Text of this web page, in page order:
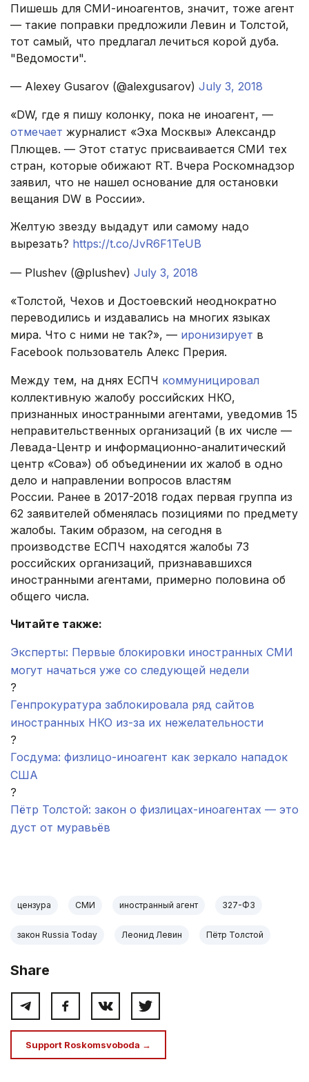
Пишешь для СМИ-иноагентов, значит, тоже агент
— такие поправки предложили Левин и Толстой,
тот самый, что предлагал лечиться корой дуба.
"Ведомости".
— Alexey Gusarov (@alexgusarov) July 3, 2018
«DW, где я пишу колонку, пока не иноагент, —
отмечает журналист «Эха Москвы» Александр
Плющев. — Этот статус присваивается СМИ тех
стран, которые обижают RT. Вчера Роскомнадзор
заявил, что не нашел основание для остановки
вещания DW в России».
Желтую звезду выдадут или самому надо
вырезать? https://t.co/JvR6F1TeUB
— Plushev (@plushev) July 3, 2018
«Толстой, Чехов и Достоевский неоднократно
переводились и издавались на многих языках
мира. Что с ними не так?», — иронизирует в
Facebook пользователь Алекс Прерия.
Между тем, на днях ЕСПЧ коммуницировал
коллективную жалобу российских НКО,
признанных иностранными агентами, уведомив 15
неправительственных организаций (в их числе —
Левада-Центр и информационно-аналитический
центр «Сова») об объединении их жалоб в одно
дело и направлении вопросов властям
России. Ранее в 2017-2018 годах первая группа из
62 заявителей обменялась позициями по предмету
жалобы. Таким образом, на сегодня в
производстве ЕСПЧ находятся жалобы 73
российских организаций, признававшихся
иностранными агентами, примерно половина об
общего числа.
Читайте также:
Эксперты: Первые блокировки иностранных СМИ
могут начаться уже со следующей недели
?
Генпрокуратура заблокировала ряд сайтов
иностранных НКО из-за их нежелательности
?
Госдума: физлицо-иноагент как зеркало нападок
США
?
Пётр Толстой: закон о физлицах-иноагентах — это
дуст от муравьёв
цензура СМИ иностранный агент 327-ФЗ
закон Russia Today Леонид Левин Пётр Толстой
Share
Support Roskomsvoboda →